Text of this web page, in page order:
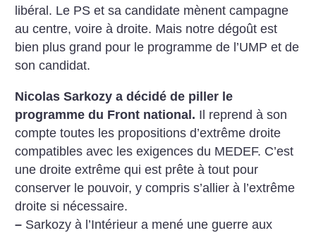
libéral. Le PS et sa candidate mènent campagne
au centre, voire à droite. Mais notre dégoût est
bien plus grand pour le programme de l’UMP et de
son candidat.
Nicolas Sarkozy a décidé de piller le
programme du Front national. Il reprend à son
compte toutes les propositions d’extrême droite
compatibles avec les exigences du MEDEF. C’est
une droite extrême qui est prête à tout pour
conserver le pouvoir, y compris s’allier à l’extrême
droite si nécessaire.
– Sarkozy à l’Intérieur a mené une guerre aux